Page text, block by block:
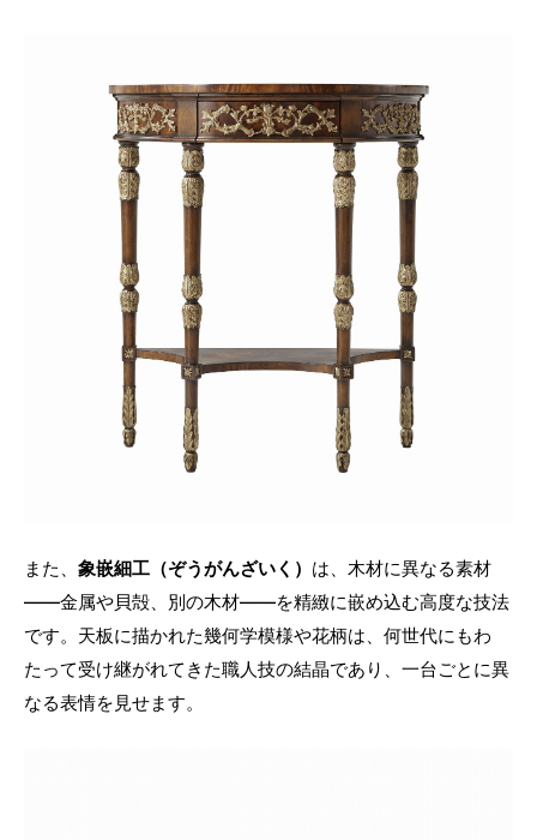
また、 象嵌細工（ぞうがんざいく） は、木材に異なる素材
——金属や貝殻、別の木材——を精緻に嵌め込む高度な技法
です。天板に描かれた幾何学模様や花柄は、何世代にもわ
たって受け継がれてきた職人技の結晶であり、一台ごとに異
なる表情を見せます。